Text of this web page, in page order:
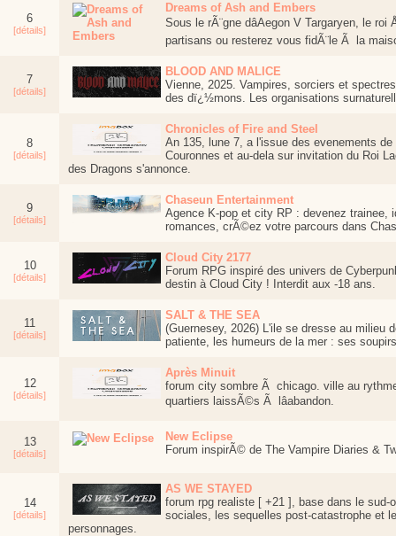
6
[détails]
Dreams of Ash and Embers
Sous le rÃ¨gne dâAegon V Targaryen, le
partisans ou resterez vous fidÃ¨le Ã la
7
[détails]
BLOOD AND MALICE
Vienne, 2025. Vampires, sorciers et
des dï¿½mons. Les organisations
8
[détails]
Chronicles of Fire and Steel
An 135, lune 7, a l'issue des evenements
Couronnes et au-dela sur invitation du Roi
des Dragons s'annonce.
9
[détails]
Chaseun Entertainment
Agence K-pop et city RP : devenez
romances, crÃ©ez votre parcours dans
10
[détails]
Cloud City 2177
Forum RPG inspiré des univers de
destin à Cloud City ! Interdit aux -18 ans.
11
[détails]
SALT & THE SEA
(Guernesey, 2026) L'ile se dresse au
patiente, les humeurs de la mer : ses
12
[détails]
Après Minuit
forum city sombre Ã chicago. ville au
quartiers laissÃ©s Ã lâabandon.
13
[détails]
New Eclipse
Forum inspirÃ© de The Vampire Diaries &
14
[détails]
AS WE STAYED
forum rpg realiste [ +21 ], base dans le
sociales, les sequelles post-catastrophe et
personnages.